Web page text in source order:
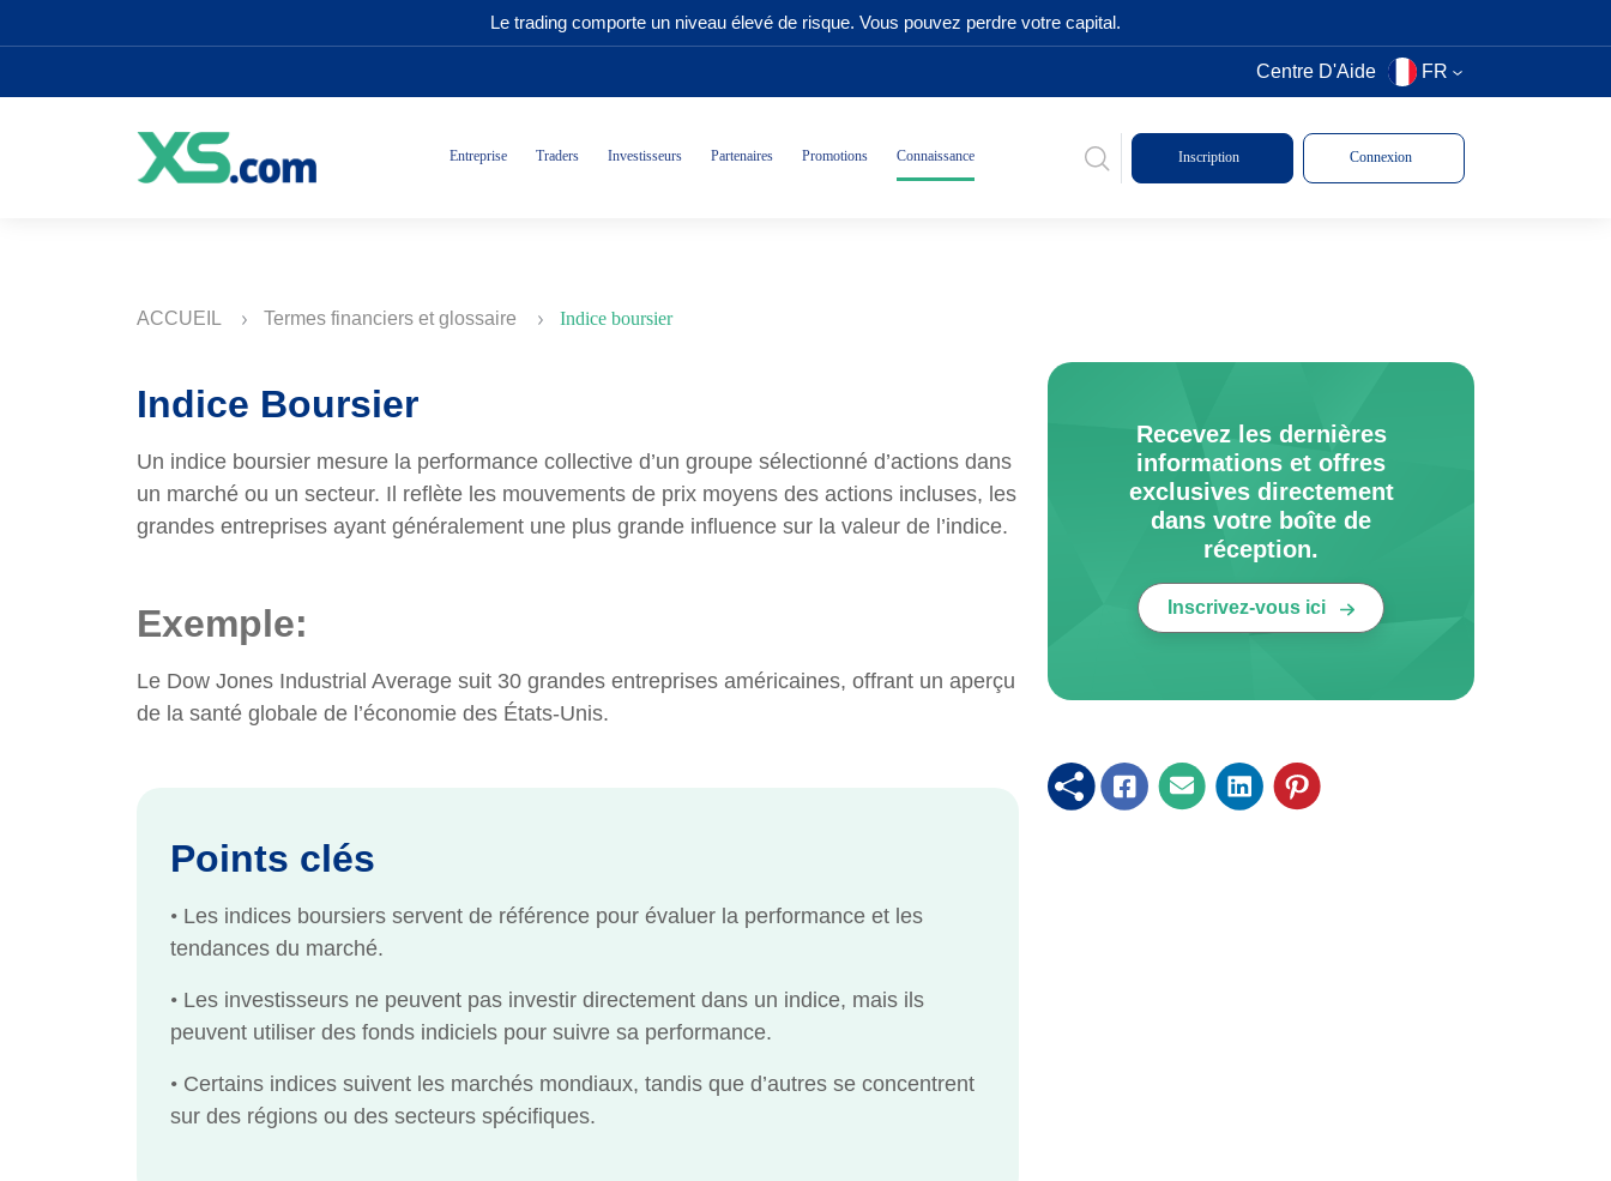
Le trading comporte un niveau élevé de risque. Vous pouvez perdre votre capital.
Centre D'Aide FR
Entreprise Traders Investisseurs Partenaires Promotions Connaissance Inscription Connexion
ACCUEIL Termes financiers et glossaire Indice boursier
Indice Boursier
Un indice boursier mesure la performance collective d’un groupe sélectionné d’actions dans
un marché ou un secteur. Il reflète les mouvements de prix moyens des actions incluses, les
grandes entreprises ayant généralement une plus grande influence sur la valeur de l’indice.
Exemple:
Le Dow Jones Industrial Average suit 30 grandes entreprises américaines, offrant un aperçu
de la santé globale de l’économie des États-Unis.
Points clés
• Les indices boursiers servent de référence pour évaluer la performance et les
tendances du marché.
• Les investisseurs ne peuvent pas investir directement dans un indice, mais ils
peuvent utiliser des fonds indiciels pour suivre sa performance.
• Certains indices suivent les marchés mondiaux, tandis que d’autres se concentrent
sur des régions ou des secteurs spécifiques.
Recevez les dernières
informations et offres
exclusives directement
dans votre boîte de
réception.
Inscrivez-vous ici